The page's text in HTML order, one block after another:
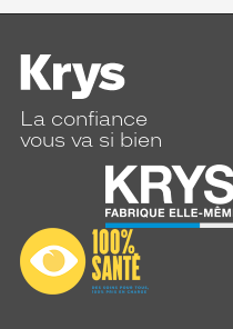
La confiance
vous va si bien